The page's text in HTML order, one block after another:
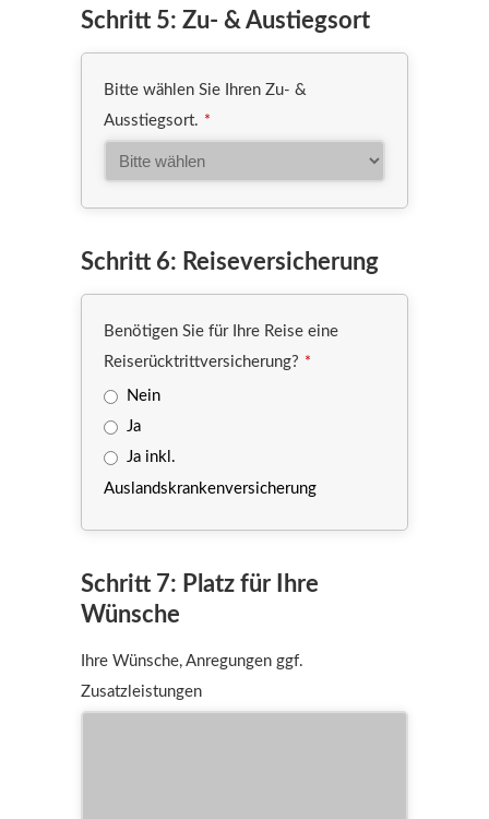
Schritt 5: Zu- & Austiegsort
Bitte wählen Sie Ihren Zu- &
Ausstiegsort. *
Schritt 6: Reiseversicherung
Benötigen Sie für Ihre Reise eine
Reiserücktrittversicherung? *
Nein
Ja
Ja inkl.
Auslandskrankenversicherung
Schritt 7: Platz für Ihre
Wünsche
Ihre Wünsche, Anregungen ggf.
Zusatzleistungen